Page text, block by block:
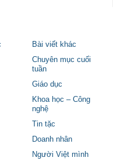
Bài viết khác
Chuyên mục cuối
tuần
Giáo dục
Khoa học – Công
nghệ
Tin tặc
Doanh nhân
Người Việt mình